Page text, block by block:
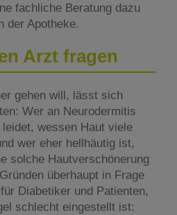
fachliche Beratung dazu
der Apotheke.
Arzt fragen
gehen will, lässt sich
Wer an Neurodermitis
wessen Haut viele
wer eher hellhäutig ist,
solche Hautverschönerung
überhaupt in Frage
Diabetiker und Patienten,
schlecht eingestellt ist: